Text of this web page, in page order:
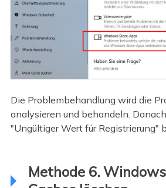
Die Problembehandlung wird die
analysieren und behandeln.
"Ungültiger Wert für Registrierung"
Methode 6.